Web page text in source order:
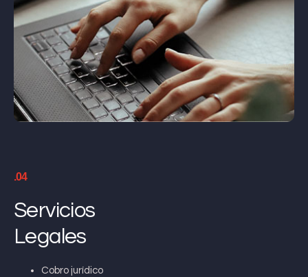
.04
Servicios
Legales
Cobro jurídico